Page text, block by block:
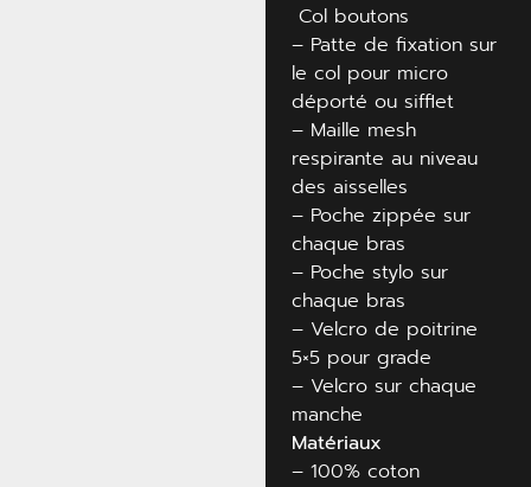
Col boutons
– Patte de fixation sur
le col pour micro
déporté ou sifflet
– Maille mesh
respirante au niveau
des aisselles
– Poche zippée sur
chaque bras
– Poche stylo sur
chaque bras
– Velcro de poitrine
5×5 pour grade
– Velcro sur chaque
manche
Matériaux
– 100% coton